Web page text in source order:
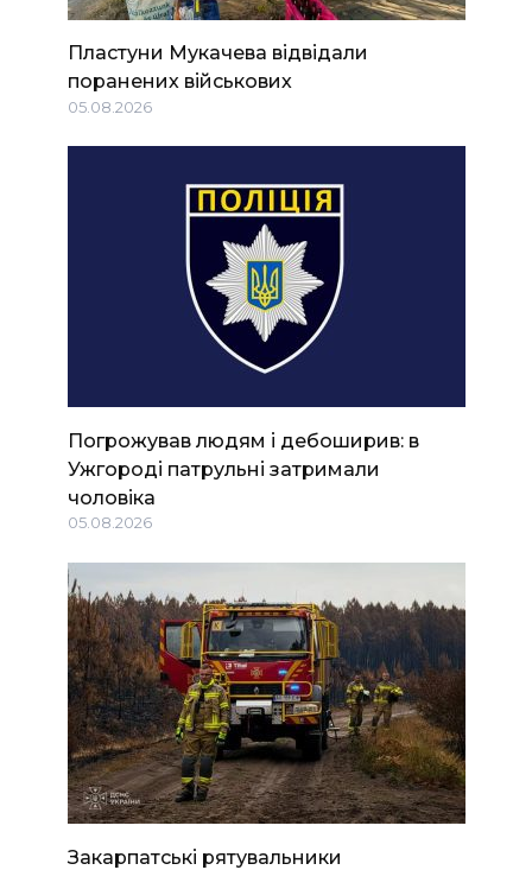
Пластуни Мукачева відвідали
поранених військових
05.08.2026
Погрожував людям і дебоширив: в
Ужгороді патрульні затримали
чоловіка
05.08.2026
Закарпатські рятувальники